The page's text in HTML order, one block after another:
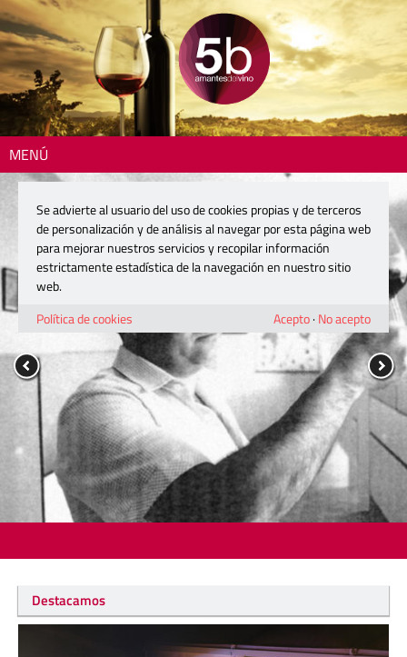
MENÚ
Destacamos
Se advierte al usuario del uso de cookies propias y de terceros
de personalización y de análisis al navegar por esta página web
para mejorar nuestros servicios y recopilar información
estrictamente estadística de la navegación en nuestro sitio
web.
Política de cookies
Acepto· No acepto